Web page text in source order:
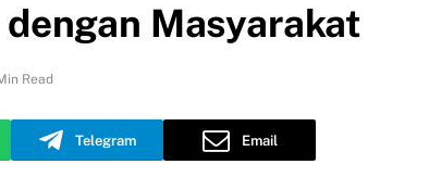
Masyarakat
Read
Telegram Email